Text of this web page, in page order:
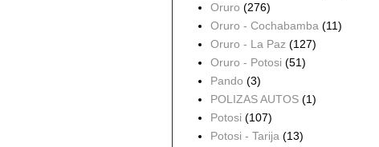
Oruro (276)
Oruro - Cochabamba (11)
Oruro - La Paz (127)
Oruro - Potosi (51)
Pando (3)
POLIZAS AUTOS (1)
Potosi (107)
Potosi - Tarija (13)